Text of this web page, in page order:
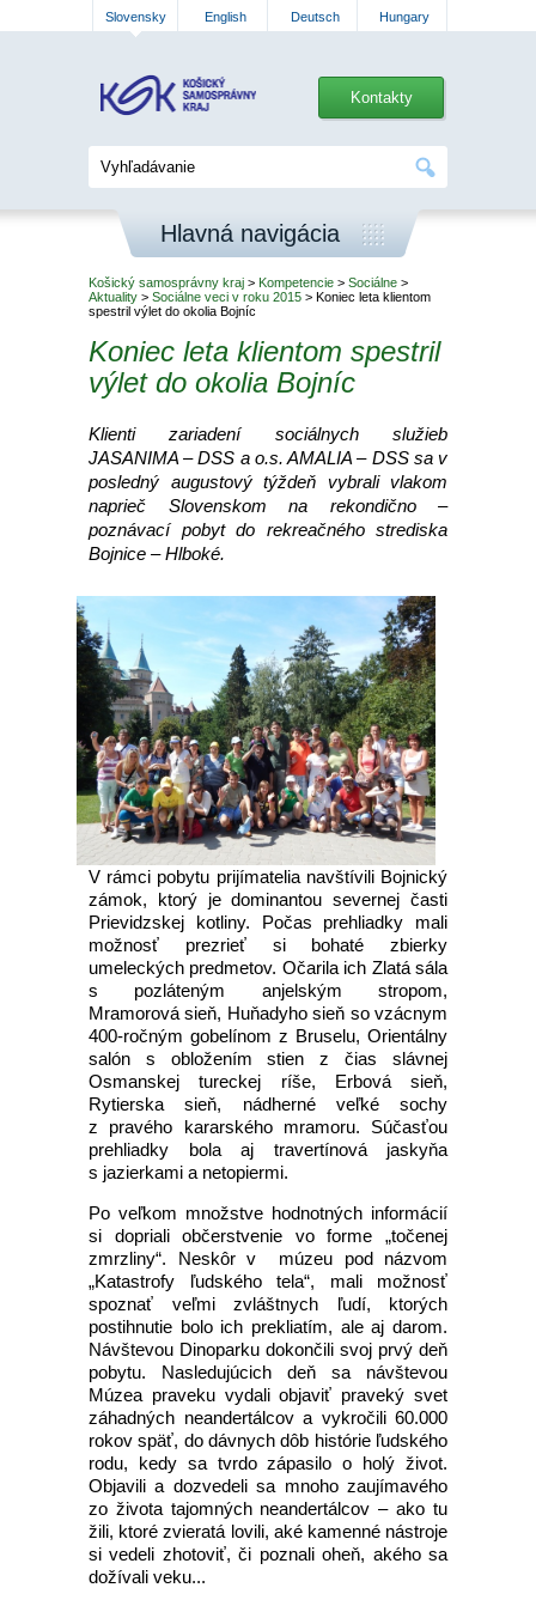
Slovensky English Deutsch Hungary
Kontakty
Hlavná navigácia
Košický samosprávny kraj > Kompetencie > Sociálne >
Aktuality > Sociálne veci v roku 2015 > Koniec leta klientom
spestril výlet do okolia Bojníc
Koniec leta klientom spestril
výlet do okolia Bojníc
Klienti zariadení sociálnych služieb
JASANIMA – DSS a o.s. AMALIA – DSS sa v
posledný augustový týždeň vybrali vlakom
naprieč Slovenskom na rekondično –
poznávací pobyt do rekreačného strediska
Bojnice – Hlboké.
V rámci pobytu prijímatelia navštívili Bojnický
zámok, ktorý je dominantou severnej časti
Prievidzskej kotliny. Počas prehliadky mali
možnosť prezrieť si bohaté zbierky
umeleckých predmetov. Očarila ich Zlatá sála
s pozláteným anjelským stropom,
Mramorová sieň, Huňadyho sieň so vzácnym
400-ročným gobelínom z Bruselu, Orientálny
salón s obložením stien z čias slávnej
Osmanskej tureckej ríše, Erbová sieň,
Rytierska sieň, nádherné veľké sochy
z pravého kararského mramoru. Súčasťou
prehliadky bola aj travertínová jaskyňa
s jazierkami a netopiermi.
Po veľkom množstve hodnotných informácií
si dopriali občerstvenie vo forme „točenej
zmrzliny“. Neskôr v múzeu pod názvom
„Katastrofy ľudského tela“, mali možnosť
spoznať veľmi zvláštnych ľudí, ktorých
postihnutie bolo ich prekliatím, ale aj darom.
Návštevou Dinoparku dokončili svoj prvý deň
pobytu. Nasledujúcich deň sa návštevou
Múzea praveku vydali objaviť praveký svet
záhadných neandertálcov a vykročili 60.000
rokov späť, do dávnych dôb histórie ľudského
rodu, kedy sa tvrdo zápasilo o holý život.
Objavili a dozvedeli sa mnoho zaujímavého
zo života tajomných neandertálcov – ako tu
žili, ktoré zvieratá lovili, aké kamenné nástroje
si vedeli zhotoviť, či poznali oheň, akého sa
dožívali veku...